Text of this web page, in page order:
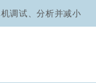
基础模型、视觉语言
C++编程语言；
调试、分析并减小